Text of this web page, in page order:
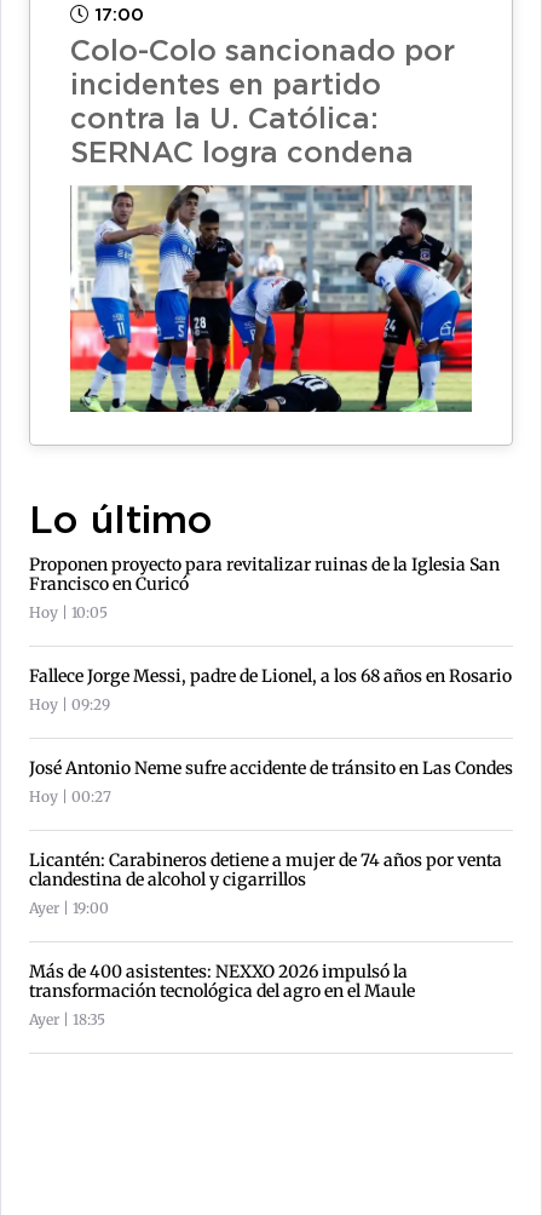
17:00
Colo-Colo sancionado por
incidentes en partido
contra la U. Católica:
SERNAC logra condena
Lo último
Proponen proyecto para revitalizar ruinas de la Iglesia San
Francisco en Curicó
Hoy | 10:05
Fallece Jorge Messi, padre de Lionel, a los 68 años en Rosario
Hoy | 09:29
José Antonio Neme sufre accidente de tránsito en Las Condes
Hoy | 00:27
Licantén: Carabineros detiene a mujer de 74 años por venta
clandestina de alcohol y cigarrillos
Ayer | 19:00
Más de 400 asistentes: NEXXO 2026 impulsó la
transformación tecnológica del agro en el Maule
Ayer | 18:35